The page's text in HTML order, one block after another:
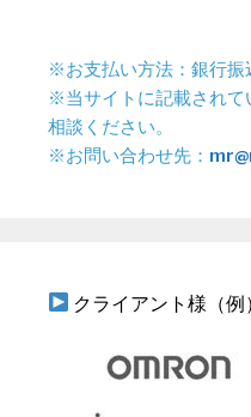
※お支払い方法：銀行振
※当サイトに記載されて
相談ください。
※お問い合わせ先：
クライアント様（例